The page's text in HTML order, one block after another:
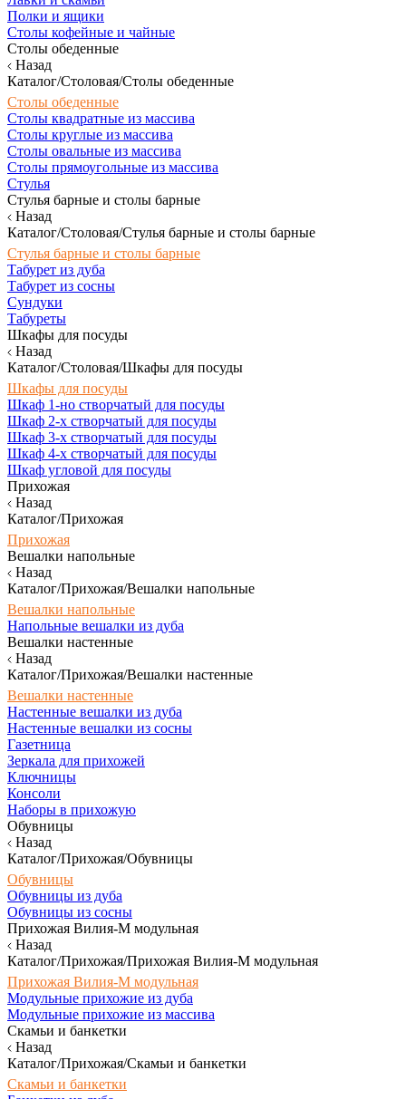
Полки и ящики
Столы кофейные и чайные
Столы обеденные
Назад
Каталог/Столовая/Столы обеденные
Столы обеденные
Столы квадратные из массива
Столы круглые из массива
Столы овальные из массива
Столы прямоугольные из массива
Стулья
Стулья барные и столы барные
Назад
Каталог/Столовая/Стулья барные и столы барные
Стулья барные и столы барные
Табурет из дуба
Табурет из сосны
Сундуки
Табуреты
Шкафы для посуды
Назад
Каталог/Столовая/Шкафы для посуды
Шкафы для посуды
Шкаф 1-но створчатый для посуды
Шкаф 2-х створчатый для посуды
Шкаф 3-х створчатый для посуды
Шкаф 4-х створчатый для посуды
Шкаф угловой для посуды
Прихожая
Назад
Каталог/Прихожая
Прихожая
Вешалки напольные
Назад
Каталог/Прихожая/Вешалки напольные
Вешалки напольные
Напольные вешалки из дуба
Вешалки настенные
Назад
Каталог/Прихожая/Вешалки настенные
Вешалки настенные
Настенные вешалки из дуба
Настенные вешалки из сосны
Газетница
Зеркала для прихожей
Ключницы
Консоли
Наборы в прихожую
Обувницы
Назад
Каталог/Прихожая/Обувницы
Обувницы
Обувницы из дуба
Обувницы из сосны
Прихожая Вилия-М модульная
Назад
Каталог/Прихожая/Прихожая Вилия-М модульная
Прихожая Вилия-М модульная
Модульные прихожие из дуба
Модульные прихожие из массива
Скамьи и банкетки
Назад
Каталог/Прихожая/Скамьи и банкетки
Скамьи и банкетки